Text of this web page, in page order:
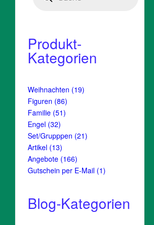
Produkt-
Kategorien
Weihnachten 1919
Figuren 8686
Produkte
Familie 5151
Engel 3232
Produkte
Set/Grupppen 2121
Artikel 1313
Produkte
Angebote 166166
Produkte
Gutschein per E-Mail 11
Blog-Kategorien